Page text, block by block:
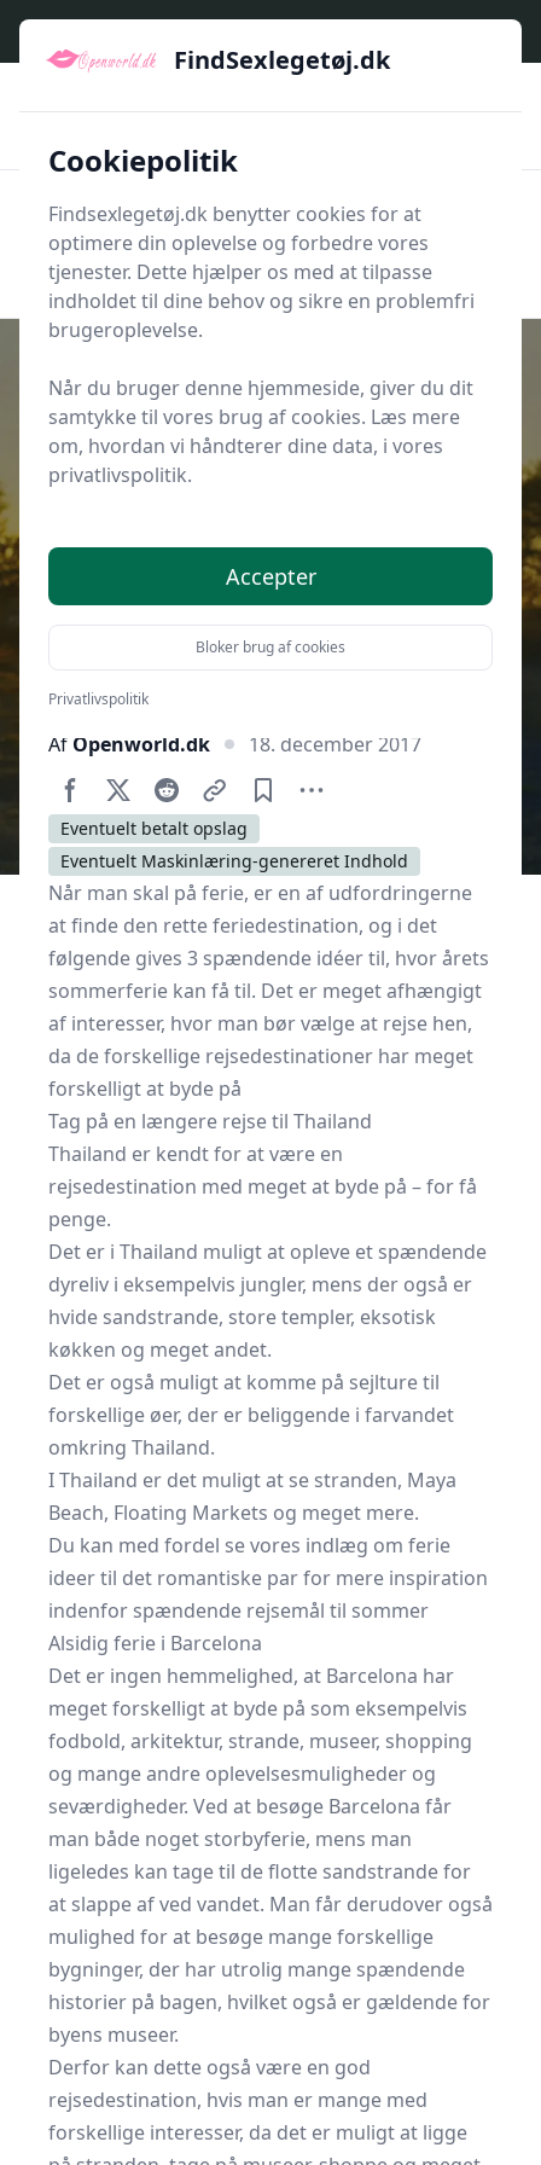
Søg nu
Søg nu
Udgivet iOplevelser
3 spændende rejsemål til sommer
Af Openworld.dk 18. december 2017
Eventuelt betalt opslag
Eventuelt Maskinlæring-genereret Indhold
Når man skal på ferie, er en af udfordringerne
at finde den rette feriedestination, og i det
følgende gives 3 spændende idéer til, hvor årets
sommerferie kan få til. Det er meget afhængigt
af interesser, hvor man bør vælge at rejse hen,
da de forskellige rejsedestinationer har meget
forskelligt at byde på
Tag på en længere rejse til Thailand
Thailand er kendt for at være en
rejsedestination med meget at byde på – for få
penge.
Det er i Thailand muligt at opleve et spændende
dyreliv i eksempelvis jungler, mens der også er
hvide sandstrande, store templer, eksotisk
køkken og meget andet.
Det er også muligt at komme på sejlture til
forskellige øer, der er beliggende i farvandet
omkring Thailand.
I Thailand er det muligt at se stranden, Maya
Beach, Floating Markets og meget mere.
Du kan med fordel se vores indlæg om ferie
ideer til det romantiske parfor mere inspiration
indenfor spændende rejsemål til sommer
Alsidig ferie i Barcelona
Det er ingen hemmelighed, at Barcelona har
meget forskelligt at byde på som eksempelvis
fodbold, arkitektur, strande, museer, shopping
og mange andre oplevelsesmuligheder og
seværdigheder. Ved at besøge Barcelona får
man både noget storbyferie, mens man
ligeledes kan tage til de flotte sandstrande for
at slappe af ved vandet. Man får derudover også
mulighed for at besøge mange forskellige
bygninger, der har utrolig mange spændende
historier på bagen, hvilket også er gældende for
byens museer.
Derfor kan dette også være en god
rejsedestination, hvis man er mange med
forskellige interesser, da det er muligt at ligge
FindSexlegetøj.dk
Cookiepolitik
Findsexlegetøj.dk benytter cookies for at
optimere din oplevelse og forbedre vores
tjenester. Dette hjælper os med at tilpasse
indholdet til dine behov og sikre en problemfri
brugeroplevelse.
Når du bruger denne hjemmeside, giver du dit
samtykke til vores brug af cookies. Læs mere
om, hvordan vi håndterer dine data, i vores
privatlivspolitik.
Accepter
Bloker brug af cookies
Privatlivspolitik